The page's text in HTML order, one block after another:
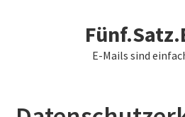
E-Mails sind